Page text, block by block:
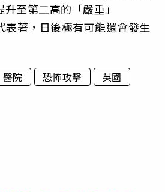
至第二高的「嚴重」
表著，日後極有可能還會發生
醫院 恐怖攻擊 英國